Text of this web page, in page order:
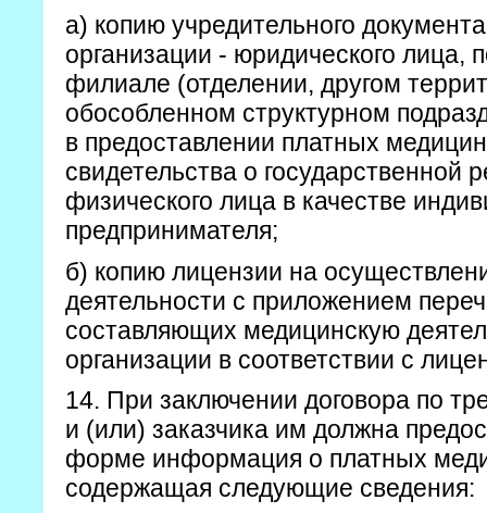
а) копию учредительного
организации - юридического лица,
филиале (отделении, другом
обособленном структурном
в предоставлении платных
свидетельства о государственной
физического лица в качестве
предпринимателя;
б) копию лицензии на
деятельности с приложением
составляющих медицинскую
организации в соответствии с
14. При заключении договора по
и (или) заказчика им должна
форме информация о платных
содержащая следующие сведения: